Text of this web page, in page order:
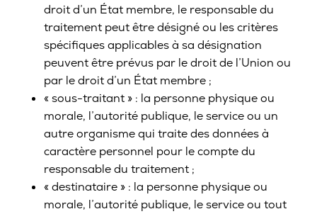
droit d’un État membre, le responsable du
traitement peut être désigné ou les critères
spécifiques applicables à sa désignation
peuvent être prévus par le droit de l’Union ou
par le droit d’un État membre ;
« sous-traitant » : la personne physique ou
morale, l’autorité publique, le service ou un
autre organisme qui traite des données à
caractère personnel pour le compte du
responsable du traitement ;
« destinataire » : la personne physique ou
morale, l’autorité publique, le service ou tout